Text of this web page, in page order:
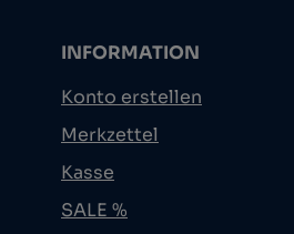
INFORMATION
Konto erstellen
Merkzettel
Kasse
SALE %